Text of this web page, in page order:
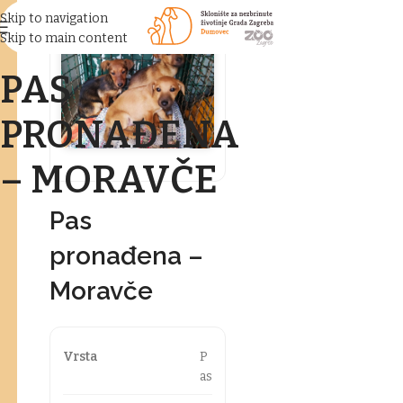
Skip to navigation
Skip to main content
PAS
PRONAĐENA
– MORAVČE
Pas
pronađena –
Moravče
Vrsta
P
as